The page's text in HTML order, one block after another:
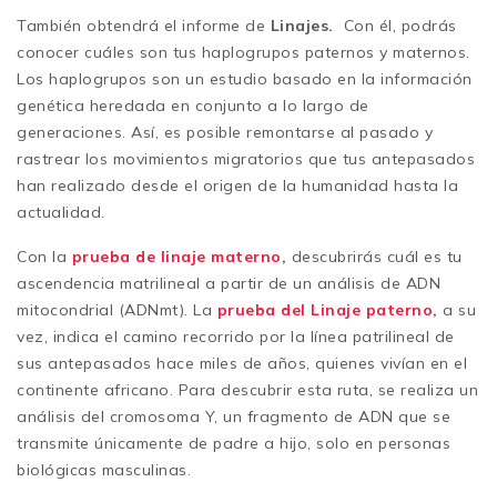
También obtendrá el informe de Linajes. Con él, podrás
conocer cuáles son tus haplogrupos paternos y maternos.
Los haplogrupos son un estudio basado en la información
genética heredada en conjunto a lo largo de
generaciones. Así, es posible remontarse al pasado y
rastrear los movimientos migratorios que tus antepasados
han realizado desde el origen de la humanidad hasta la
actualidad.
Con la prueba de linaje materno, descubrirás cuál es tu
ascendencia matrilineal a partir de un análisis de ADN
mitocondrial (ADNmt). La prueba del Linaje paterno, a su
vez, indica el camino recorrido por la línea patrilineal de
sus antepasados hace miles de años, quienes vivían en el
continente africano. Para descubrir esta ruta, se realiza un
análisis del cromosoma Y, un fragmento de ADN que se
transmite únicamente de padre a hijo, solo en personas
biológicas masculinas.